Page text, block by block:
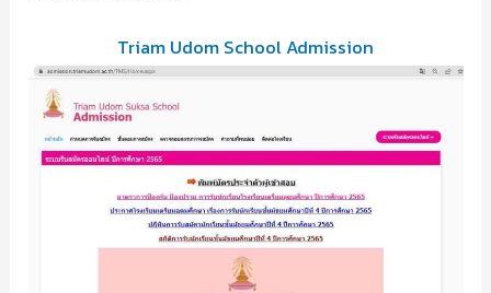
Triam Udom School Admission